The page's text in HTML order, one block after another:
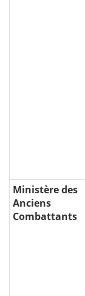
Ministère des
Anciens
Combattants